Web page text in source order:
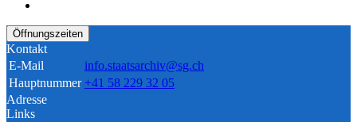
Öffnungszeiten
Kontakt
E-Mail
info.staatsarchiv@sg.ch
Hauptnummer +41 58 229 32 05
Adresse
Links